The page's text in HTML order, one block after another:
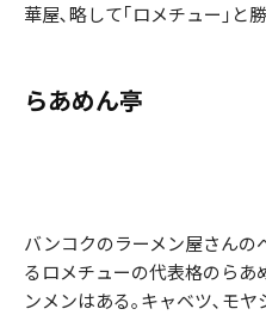
華屋､略して｢ロメチュー｣と
らあめん亭
バンコクのラーメン屋さん
るロメチューの代表格のらあ
ンメンはある｡キャベツ､モ